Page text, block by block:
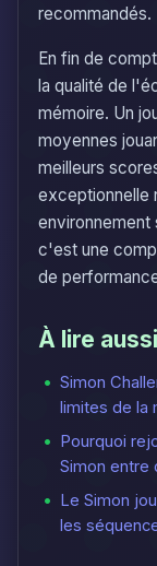
recommandés.
En fin de
la qualité de
mémoire. Un
moyennes
meilleurs
exceptionnelle
environnement
c'est une
de
À lire aussi
Simon
limites de la
Pourquoi
Simon entre
Le Simon
les